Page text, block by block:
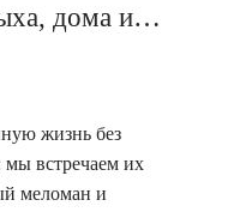
дома и…
жизнь без
мы встречаем их
меломан и